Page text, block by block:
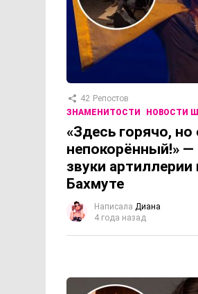
42 Репостов
ЗНАМЕНИТОСТИ
НОВОСТИ
«Здесь горячо, но
непокорённый!» —
звуки
Бахмуте
Написала Диана
4 года назад